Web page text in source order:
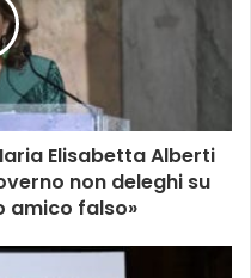
Elisabetta Alberti
non deleghi su
amico falso»